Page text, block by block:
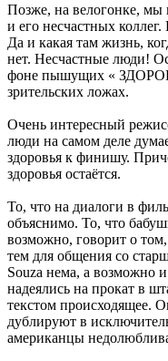
Позже, на велогонке, мы
и его несчастных
Да и какая там жизнь,
нет. Несчастные люди!
фоне пышущих «
зрительских ложах.
Очень интересный
люди на самом деле
здоровья к финишу.
здоровья остаётся.
То, что на диалоги в
объяснимо. То, что
возможно, говорит о
тем для общения со
Souza нема, а возможно
надеялись на прокат в
текстом происходящее.
дублируют в
американцы